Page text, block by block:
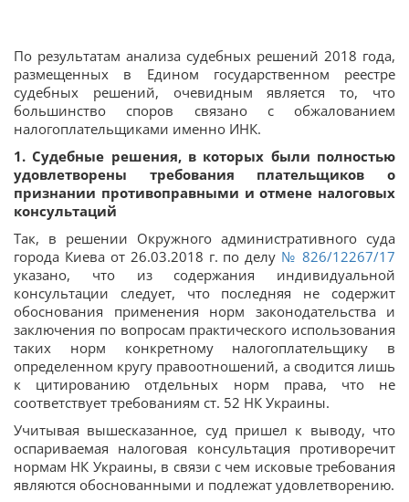
По результатам анализа судебных решений 2018 года,
размещенных в Едином государственном реестре
судебных решений, очевидным является то, что
большинство споров связано с обжалованием
налогоплательщиками именно ИНК.
1. Судебные решения, в которых были полностью
удовлетворены требования плательщиков о
признании противоправными и отмене налоговых
консультаций
Так, в решении Окружного административного суда
города Киева от 26.03.2018 г. по делу № 826/12267/17
указано, что из содержания индивидуальной
консультации следует, что последняя не содержит
обоснования применения норм законодательства и
заключения по вопросам практического использования
таких норм конкретному налогоплательщику в
определенном кругу правоотношений, а сводится лишь
к цитированию отдельных норм права, что не
соответствует требованиям ст. 52 НК Украины.
Учитывая вышесказанное, суд пришел к выводу, что
оспариваемая налоговая консультация противоречит
нормам НК Украины, в связи с чем исковые требования
являются обоснованными и подлежат удовлетворению.